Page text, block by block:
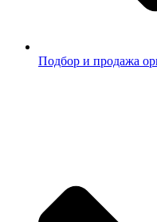
Подбор и продажа